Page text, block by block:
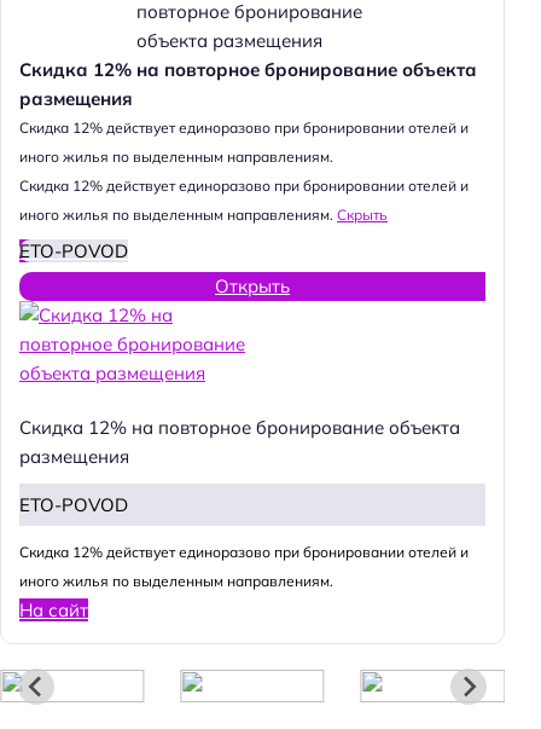
Скидка 12% на повторное бронирование объекта
размещения
Cкидка 12% действует единоразово при бронировании отелей и
иного жилья по выделенным направлениям.
Cкидка 12% действует единоразово при бронировании отелей и
иного жилья по выделенным направлениям. Скрыть
ETO-POVOD
Открыть
Скидка 12% на повторное бронирование объекта
размещения
ETO-POVOD
Cкидка 12% действует единоразово при бронировании отелей и
иного жилья по выделенным направлениям.
На сайт
Н